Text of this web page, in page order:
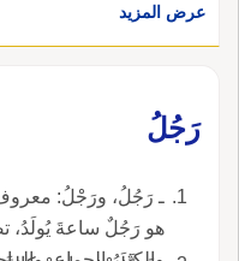
عرض المزيد
رَجُلُ
ـ رَجُلُ، ورَجْلُ:
هو رَجُلٌ ساعةَ